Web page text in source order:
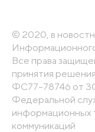
© 2020, в
Все права
принятия
ФС77-78746 от
Федеральной
информационных
коммуникаций